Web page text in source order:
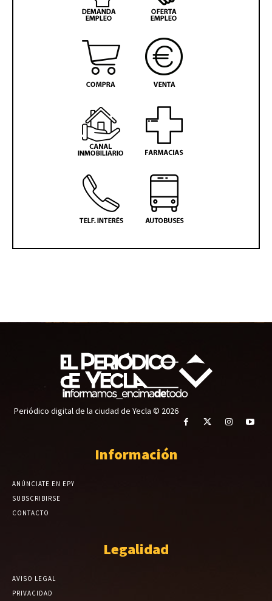
Periódico digital de la ciudad de Yecla © 2026
Información
ANÚNCIATE EN EPY
SUBSCRIBIRSE
CONTACTO
Legalidad
AVISO LEGAL
PRIVACIDAD